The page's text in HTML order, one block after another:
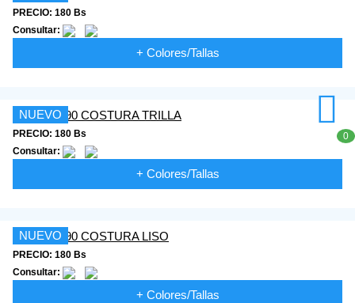
PRECIO: 180 Bs
Consultar:
+ Colores/Tallas
NUEVO
PRECIO: 180 Bs
Consultar:
+ Colores/Tallas
NUEVO
PRECIO: 180 Bs
Consultar:
+ Colores/Tallas
0